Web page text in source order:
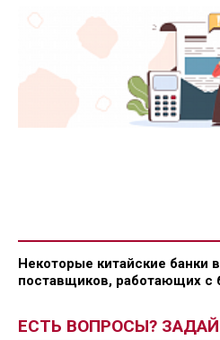
Некоторые китайские банки
поставщиков, работающих с
ЕСТЬ ВОПРОСЫ?